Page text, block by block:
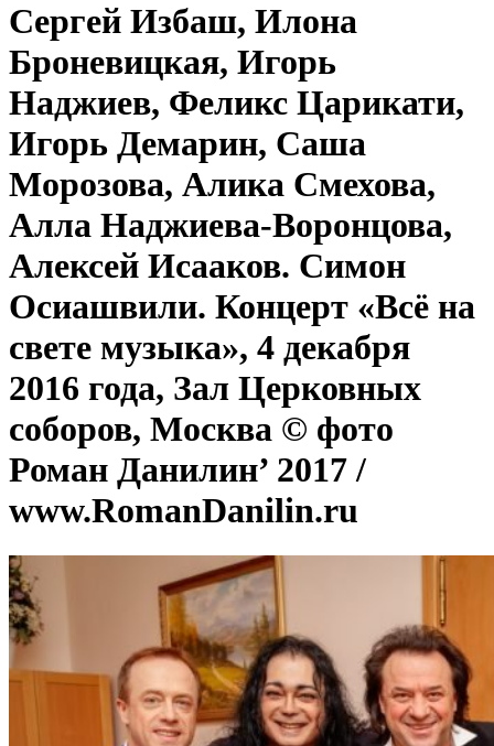
Сергей Избаш, Илона
Броневицкая, Игорь
Наджиев, Феликс Царикати,
Игорь Демарин, Саша
Морозова, Алика Смехова,
Алла Наджиева-Воронцова,
Алексей Исааков. Симон
Осиашвили. Концерт «Всё на
свете музыка», 4 декабря
2016 года, Зал Церковных
соборов, Москва © фото
Роман Данилин’ 2017 /
www.RomanDanilin.ru